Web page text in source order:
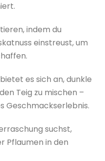
indem du
einstreust, um
es sich an, dunkle
Teig zu mischen –
Geschmackserlebnis.
suchst,
Pflaumen in den